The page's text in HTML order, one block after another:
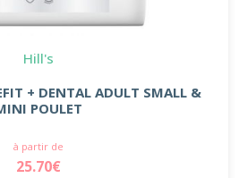
Hill's
+ DENTAL ADULT SMALL &
POULET
à partir de
25.70€